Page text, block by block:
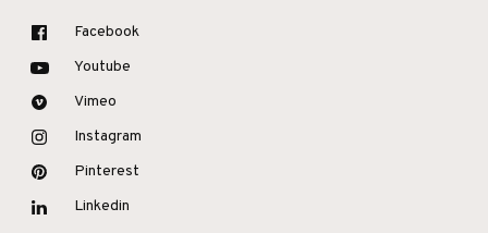
Facebook
Youtube
Vimeo
Instagram
Pinterest
Linkedin